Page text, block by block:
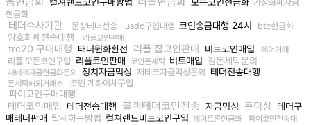
가상화폐자금
현금화
테더수사기관 문상테더전송 usdc구입대행 코인송금대행 24시 btc현금화
암호화폐전송대행 리플코인판매
trc20 구매대행 태더원화환전 리플 잡코인판매 비트코인매입 테더거래
리플 모든코인구입 리플코인판매 코인돈세탁 비트매입 검돈세탁문의
재테크자금현금화문의 정치자금믹싱 재테크자금믹싱문의 테더전송대행
돈세탁해외거래소 코인 계좌이체구입
파이코인구매대행
테더코인매입 테더전송대행 블랙테더코인전송 자금믹싱 돈믹싱
테더구
매테더판매 탈세하는방법 컬쳐랜드비트코인구입 테더트론현금화
파이코인전송대